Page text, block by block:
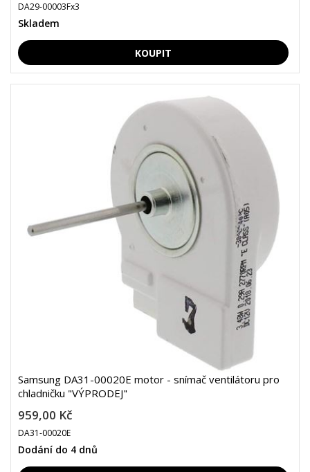
DA29-00003Fx3
Skladem
Samsung DA31-00020E motor - snímač ventilátoru pro
chladničku "VÝPRODEJ"
959,00 Kč
DA31-00020E
Dodání do 4 dnů